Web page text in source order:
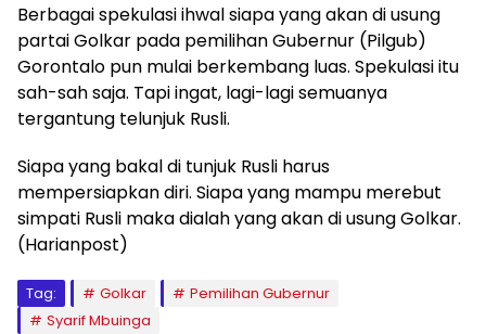
Berbagai spekulasi ihwal siapa yang akan di usung
partai Golkar pada pemilihan Gubernur (Pilgub)
Gorontalo pun mulai berkembang luas. Spekulasi itu
sah-sah saja. Tapi ingat, lagi-lagi semuanya
tergantung telunjuk Rusli.
Siapa yang bakal di tunjuk Rusli harus
mempersiapkan diri. Siapa yang mampu merebut
simpati Rusli maka dialah yang akan di usung Golkar.
(Harianpost)
Tag: Golkar
Pemilihan Gubernur
Syarif Mbuinga